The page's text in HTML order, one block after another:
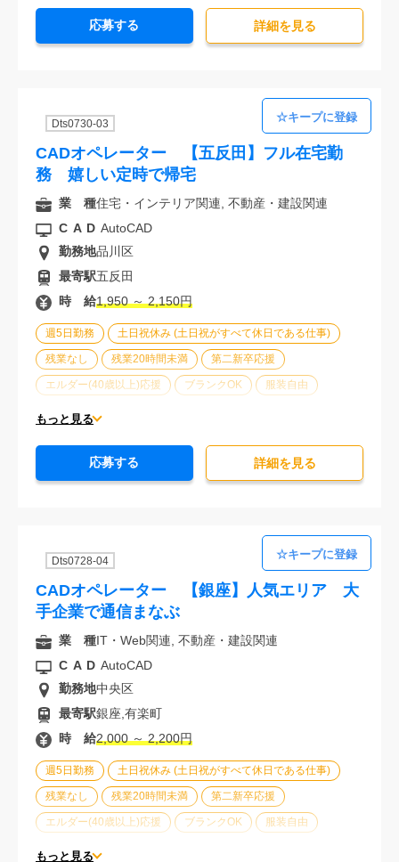
派遣スタッフ活躍中
応募する 詳細を⾒る
Dts0730-03
CADオペレーター 【五反田】フル在宅勤
務 嬉しい定時で帰宅
週5日勤務 土日祝休み (土日祝がすべて休日である仕事)
残業なし 残業20時間未満 第二新卒応援
エルダー(40歳以上)応援 ブランクOK 服装自由
大手企業
もっと見る
業 種住宅・インテリア関連, 不動産・建設関連
CAD AutoCAD
勤務地品川区
最寄駅五反田
時 給1,950 ～ 2,150円
応募する 詳細を⾒る
Dts0728-04
CADオペレーター 【銀座】人気エリア 大
手企業で通信まなぶ
週5日勤務 土日祝休み (土日祝がすべて休日である仕事)
残業なし 残業20時間未満 第二新卒応援
エルダー(40歳以上)応援 ブランクOK 服装自由
大手企業
もっと見る
業 種IT・Web関連, 不動産・建設関連
CAD AutoCAD
勤務地中央区
最寄駅銀座,有楽町
時 給2,000 ～ 2,200円